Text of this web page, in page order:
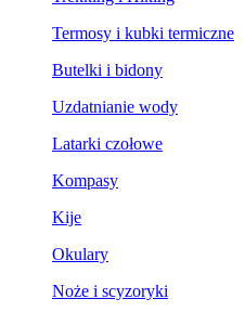
Termosy i kubki termiczne
Butelki i bidony
Uzdatnianie wody
Latarki czołowe
Kompasy
Kije
Okulary
Noże i scyzoryki